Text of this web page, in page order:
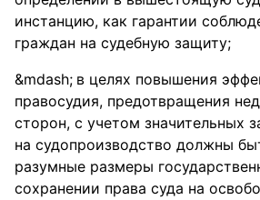
инстанцию, как гарантии
граждан на судебную защиту;
в целях повышения
правосудия, предотвращения
сторон, с учетом значительных
на судопроизводство должны
разумные размеры
сохранении права суда на